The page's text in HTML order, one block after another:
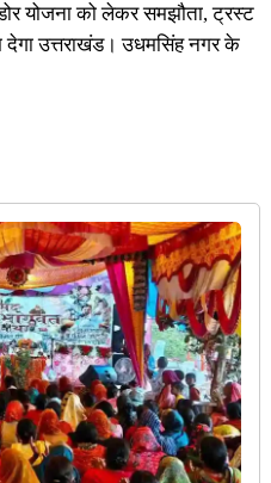
योजना को लेकर समझौता, ट्रस्ट
देगा उत्तराखंड। उधमसिंह नगर के